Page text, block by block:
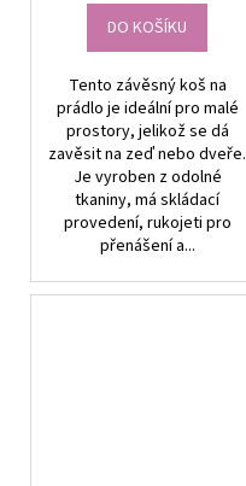
DO KOŠÍKU
Tento závěsný koš na
prádlo je ideální pro malé
prostory, jelikož se dá
zavěsit na zeď nebo dveře.
Je vyroben z odolné
tkaniny, má skládací
provedení, rukojeti pro
přenášení a...